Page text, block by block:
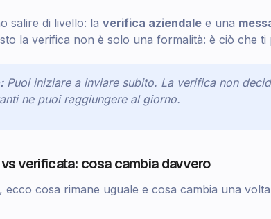
salire di livello: la verifica aziendale e una
la verifica non è solo una formalità: è ciò che ti
Puoi iniziare a inviare subito. La verifica non
ne puoi raggiungere al giorno.
verificata: cosa cambia davvero
ecco cosa rimane uguale e cosa cambia una